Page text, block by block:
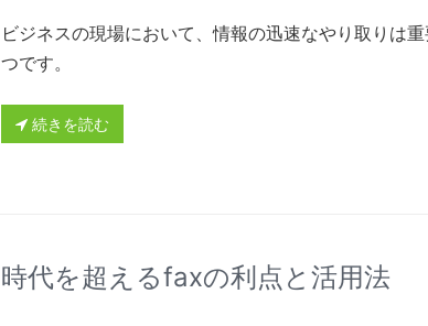
ビジネスの現場において、情報の迅速なやり取りは
つです。
続きを読む
時代を超えるfaxの利点と活用法